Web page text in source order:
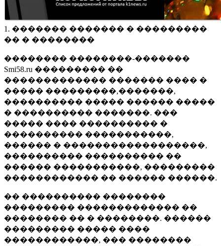
1. ������� ������� � ���������
�� � ��������
�������� ��������-�������
Smi58.ru ��������� ��
������������� ������� ���� �
����� ���������,�������,
���������� ����� ������ �����
� ���������� �������. ���
����� ���� ���������� �
���������� �����������,
������ � ������������������,
���������� ���������� ��
������ �����������, ���������
������������ �� ������ ������.
�� ���������� ��������
��������� ������������� ��
�������� �� � ��������. ������
��������� ����� ����
������������, ��� ��������